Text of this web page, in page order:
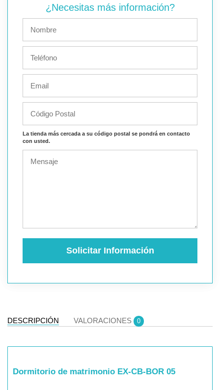
¿Necesitas más información?
La tienda más cercada a su código postal se pondrá en contacto
con usted.
Solicitar Información
DESCRIPCIÓN VALORACIONES 0
Dormitorio de matrimonio EX-CB-BOR 05